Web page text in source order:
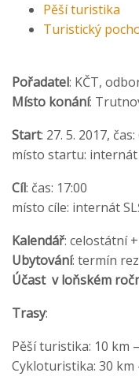
Pěší turistika
Turistický
Pořadatel: KČT,
Místo konání:
Start: 27. 5. 2017,
místo startu: internát
Cíl: čas: 17:00
místo cíle: internát
Kalendář: celostátní
Ubytování: termín
Účast v loňském
Trasy:
Pěší turistika: 10 km
Cykloturistika: 30 km